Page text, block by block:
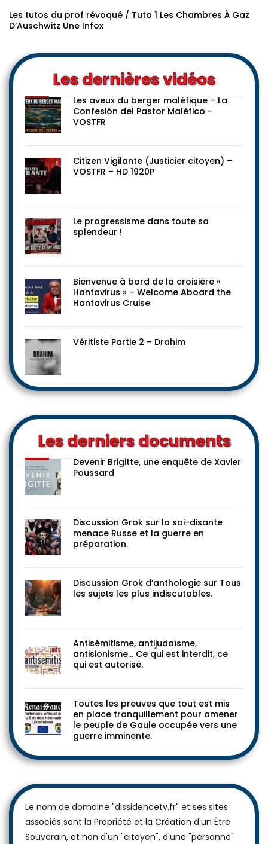
Les tutos du prof révoqué / Tuto 1 Les Chambres À Gaz
Les dernières vidéos
Les aveux du berger maléfique – La
Confesión del Pastor Maléfico –
Citizen Vigilante (Justicier citoyen) –
Le progressisme dans toute sa
Bienvenue à bord de la croisière «
Hantavirus » – Welcome Aboard the
Les derniers documents
Devenir Brigitte, une enquête de Xavier
Discussion Grok sur la soi-disante
menace Russe et la guerre en
Discussion Grok d’anthologie sur Tous
Antisémitisme, antijudaïsme,
antisionisme… Ce qui est interdit, ce
Toutes les preuves que tout est mis
en place tranquillement pour amener
le peuple de Gaule occupée vers une
Le nom de domaine "dissidencetv.fr" et ses sites
associés sont la Propriété et la Création d'un Être